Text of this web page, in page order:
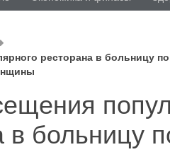
ресторана в больницу
в больницу